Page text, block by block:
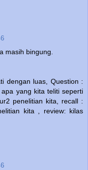
masih bingung.
dengan luas, Question :
yang kita teliti seperti
penelitian kita, recall :
kita , review: kilas